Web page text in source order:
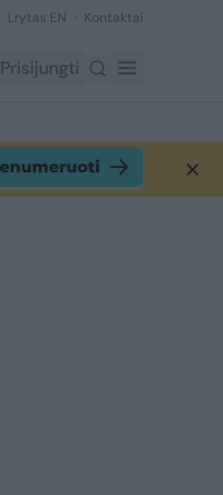
Lrytas EN Kontaktai
Prisijungti